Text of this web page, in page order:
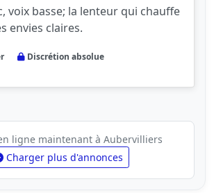
voix basse; la lenteur qui chauffe
envies claires.
Discrétion absolue
ligne maintenant à Aubervilliers
Charger plus d'annonces